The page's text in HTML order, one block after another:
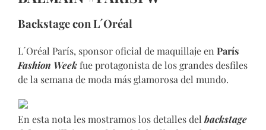
Backstage con L´Oréal
L´Oréal París, sponsor oficial de maquillaje en París
Fashion Weekfue protagonista de los grandes desfiles
de la semana de moda más glamorosa del mundo.
En esta nota les mostramos los detalles del backstage